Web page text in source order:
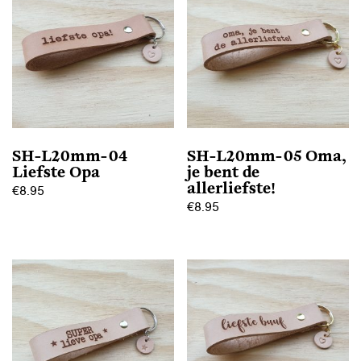
Deze
optie
kan
worden
de
productpagina
variaties.
Deze
optie
kan
gekozen
worden
de
productpagina
SH-L20mm-04
Liefste Opa
€8.95
meerdere
variaties.
Deze
optie
kan
SH-L20mm-05 Oma,
je bent de
allerliefste!
€8.95
heeft
meerdere
variaties.
Deze
optie